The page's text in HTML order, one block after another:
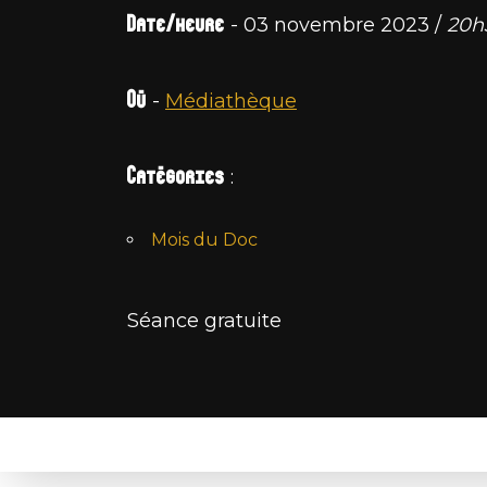
Date/heure - 03 novembre 2023 /
Où - Médiathèque
Catégories :
Mois du Doc
Séance gratuite